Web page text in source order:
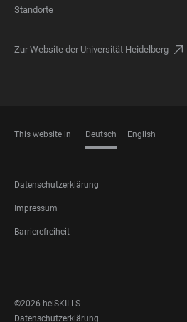
Standorte
Zur Website der Universität Heidelberg
This website in Deutsch English
FOOTER
LEGAL
Datenschutzerklärung
Impressum
Barrierefreiheit
MEDIA
©2026 heiSKILLS
Datenschutzerklärung